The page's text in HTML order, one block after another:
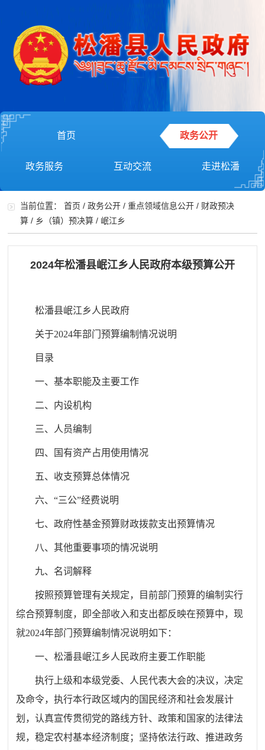
首页 政务公开
政务服务 互动交流 走进松潘
当前位置：首页 /政务公开 /重点领域信息公开 / 财政预决
算 / 乡（镇）预决算 / 岷江乡
2024年松潘县岷江乡人民政府本级预算公开
松潘县岷江乡人民政府
关于2024年部门预算编制情况说明
目录
一、基本职能及主要工作
二、内设机构
三、人员编制
四、国有资产占用使用情况
五、收支预算总体情况
六、“三公”经费说明
七、政府性基金预算财政拨款支出预算情况
八、其他重要事项的情况说明
九、名词解释
按照预算管理有关规定，目前部门预算的编制实行
综合预算制度，即全部收入和支出都反映在预算中，现
就2024年部门预算编制情况说明如下：
一、松潘县岷江乡人民政府主要工作职能
执行上级和本级党委、 人民代表大会的决议，决定
及命令，执行本行政区域内的国民经济和社会发展计
划，认真宣传贯彻党的路线方针、政策和国家的法律法
规，稳定农村基本经济制度；坚持依法行政、推进政务